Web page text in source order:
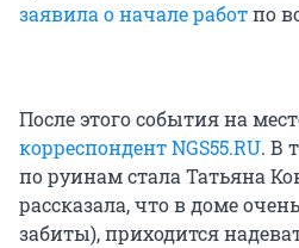
заявила о начале работпо
После этого события на
корреспондент NGS55.RU. В
по руинам стала Татьяна
рассказала, что в доме
забиты), приходится